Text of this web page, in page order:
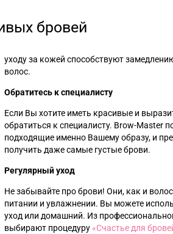
бровей
уходу за кожей способствуют
волос.
Обратитесь к специалисту
Если Вы хотите иметь красивые и
обратиться к специалисту. Brow-Master
подходящие именно Вашему образу, и
получить даже самые густые брови.
Регулярный уход
Не забывайте про брови! Они, как и
питании и увлажнении. Вы можете
уход или домашний. Из
выбирают процедуру«‎Счастье для